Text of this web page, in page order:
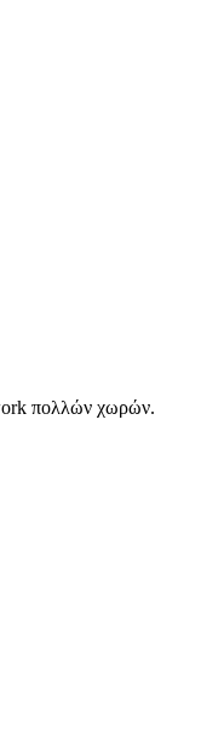
πολλών χωρών.